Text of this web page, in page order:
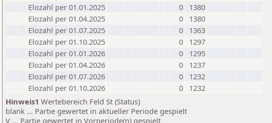
Elozahl per 01.01.2025
0
1380
Elozahl per 01.04.2025
0
1380
Elozahl per 01.07.2025
0
1363
Elozahl per 01.10.2025
0
1297
Elozahl per 01.01.2026
0
1295
Elozahl per 01.04.2026
0
1237
Elozahl per 01.07.2026
0
1232
Elozahl per 01.10.2026
0
1232
Hinweis1 Wertebereich Feld St (Status)
blank ... Partie gewertet in aktueller Periode gespielt
V ... Partie gewertet in Vorperiode(n) gespielt